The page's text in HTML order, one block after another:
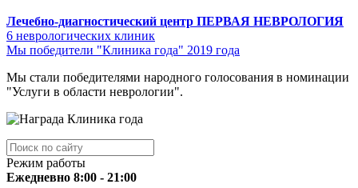
Лечебно-диагностический центр ПЕРВАЯ НЕВРОЛОГИЯ
6 неврологических клиник
Мы победители "Клиника года" 2019 года
Мы стали победителями народного голосования в номинации
"Услуги в области неврологии".
Режим работы
Ежедневно 8:00 - 21:00